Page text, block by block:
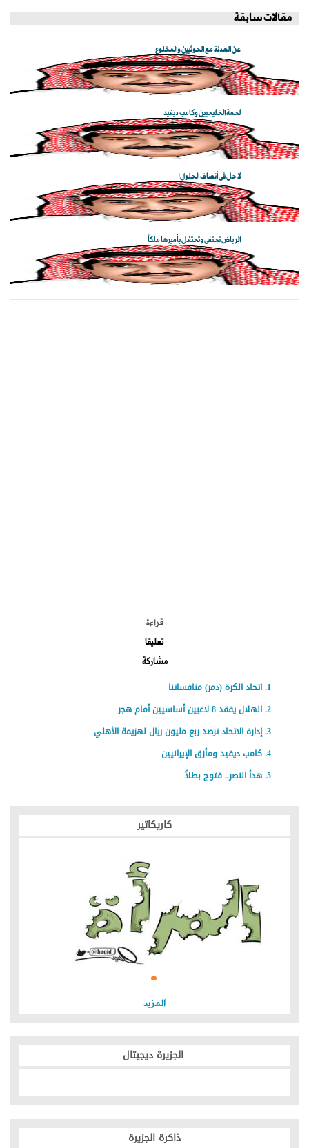
مقالات سابقة
عن الهدنة مع الحوثيين والمخلوع
لحمة الخليجيين وكامب ديفيد
لا حل في أنصاف الحلول!
الرياض تحتفي وتحتفل بأميرها ملكاً
قراءة
تعليقا
مشاركة
اتحاد الكرة (دمر) منافساتنا
الهلال يفقد 8 لاعبين أساسيين أمام هجر
إدارة الاتحاد ترصد ربع مليون ريال لهزيمة الأهلي
كامب ديفيد ومأزق الإيرانيين
هدأ النصر.. فتوج بطلاً
كاريكاتير
المزيد
الجزيرة ديجيتال
ذاكرة الجزيرة